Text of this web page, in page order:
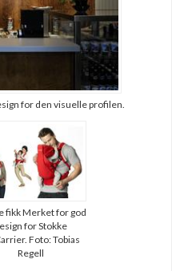
for den visuelle profilen.
fikk Merket for god
for Stokke
Foto: Tobias
Regell